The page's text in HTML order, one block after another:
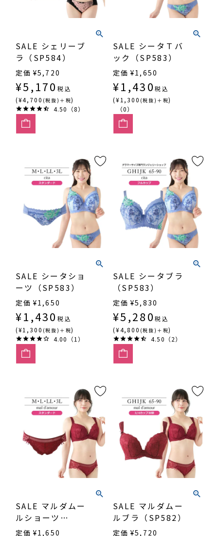
SALE シェリーブ
ラ（SP584）
定価 ¥5,720
¥5,170 税込
(¥4,700 (税抜)＋税)
4.50（8）
SALE シータＴバ
ック（SP583）
定価 ¥1,650
¥1,430 税込
(¥1,300 (税抜)＋税)
（0）
SALE シータショ
ーツ（SP583）
定価 ¥1,650
¥1,430 税込
(¥1,300 (税抜)＋税)
4.00（1）
SALE シータブラ
（SP583）
定価 ¥5,830
¥5,280 税込
(¥4,800 (税抜)＋税)
4.50（2）
SALE マルダムー
ルショーツ
（SP582）
定価 ¥1,650
SALE マルダムー
ルブラ（SP582）
定価 ¥5,720